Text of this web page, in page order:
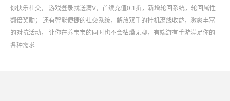
你快乐社交， 游戏登录就送满V，首续充值0.1折，新增轮回系统，轮回属性
翻倍奖励； 还有智能便捷的社交系统，解放双手的挂机离线收益，激爽丰富
的对抗活动， 让你在养宝宝的同时也不会枯燥无聊，有端游有手游满足你的
各种需求